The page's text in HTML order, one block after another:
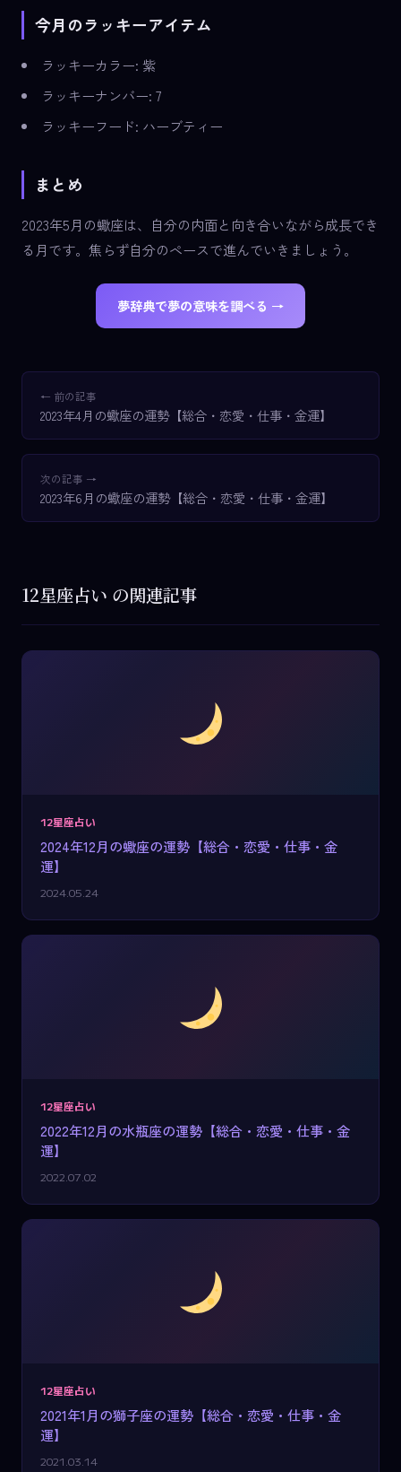
今月のラッキーアイテム
ラッキーカラー: 紫
ラッキーナンバー: 7
ラッキーフード: ハーブティー
まとめ
2023年5月の蠍座は、自分の内面と向き合いながら成長でき
る月です。焦らず自分のペースで進んでいきましょう。
夢辞典で夢の意味を調べる →
← 前の記事
2023年4月の蠍座の運勢【総合・恋愛・仕事・金運】
次の記事 →
2023年6月の蠍座の運勢【総合・恋愛・仕事・金運】
12星座占い の関連記事
12星座占い
2024年12月の蠍座の運勢【総合・恋愛・仕事・金
運】
2024.05.24
12星座占い
2022年12月の水瓶座の運勢【総合・恋愛・仕事・金
運】
2022.07.02
12星座占い
2021年1月の獅子座の運勢【総合・恋愛・仕事・金
運】
2021.03.14